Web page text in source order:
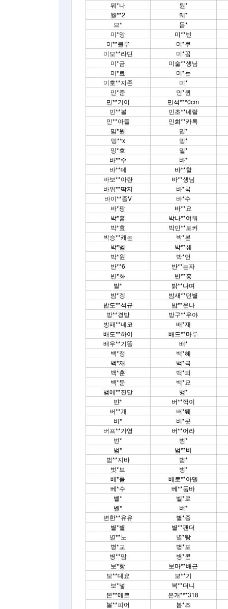
뭐*나
뭔*
뭘**2
뭬*
므*
믐*
미*앙
미**빈
미**블루
미*쿠
미모**라딘
미*꼼
미*금
미술**생님
미*료
미*뇬
미호**지존
미*
민*준
민*퀸
민**기이
민석***0cm
민**볼
민초**네랄
민**아들
민희**카톡
밈*원
밉*
밍**x
밍*
밍*호
밑*
바**수
바*
바**데
바**할
바보**아란
바**생님
바위**딱지
바*쿡
바이**종V
바*수
바*팡
바**요
박*흠
박나**여워
박*효
박민**토커
박승**캐논
박*본
박*벰
박**췌
박*원
박*언
반**6
반**는자
반*화
반**홍
발*
밝**나며
밤*겡
밤새**던별
밥도**석규
밥**온나
방**경방
방구**우야
방패**네코
배*재
배도**하이
배드**마루
배우**기똥
배*
백*정
백*혜
백*재
백*극
백*훈
백*의
백*문
백*묘
뱀에**진달
뱅*
뱐*
버**꺽이
버**개
버*퉤
버*
버*쿤
버프**가영
버**어라
번*
벋*
범*
범**비
범**지바
범*
벗*브
벙*
베*륨
베로**아델
베*수
베**둠바
벨*
벨*로
벨*
벼*
변한**유유
별*증
별*별
별**팬더
별**노
별*탕
병*교
병*포
병**맘
병*콘
보*항
보마**배근
보**대요
보**기
보*넣
복**더니
본**메르
본캐***318
볼**피어
봄*즈